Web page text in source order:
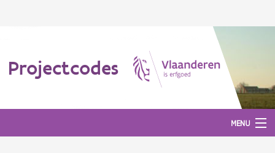
Projectcodes
MENU